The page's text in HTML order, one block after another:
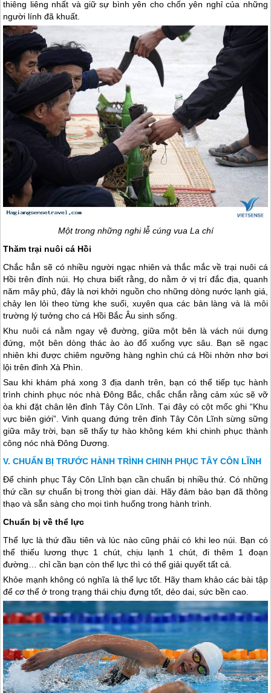
thiêng liêng nhất và giữ sự bình yên cho chốn yên nghỉ của những
người lính đã khuất.
Một trong những nghi lễ cúng vua La chí
Thăm trại nuôi cá Hồi
Chắc hẳn sẽ có nhiều người ngạc nhiên và thắc mắc về trại nuôi cá
Hồi trên đỉnh núi. Họ chưa biết rằng, do nằm ở vị trí đắc địa, quanh
năm mây phủ, đây là nơi khởi nguồn cho những dòng nước lạnh giá,
chảy len lỏi theo từng khe suối, xuyên qua các bản làng và là môi
trường lý tưởng cho cá Hồi Bắc Âu sinh sống.
Khu nuôi cá nằm ngay vệ đường, giữa một bên là vách núi dựng
đứng, một bên dòng thác ào ào đổ xuống vực sâu. Bạn sẽ ngạc
nhiên khi được chiêm ngưỡng hàng nghìn chú cá Hồi nhởn nhơ bơi
lội trên đỉnh Xà Phìn.
Sau khi khám phá xong 3 địa danh trên, bạn có thể tiếp tục hành
trình chinh phục nóc nhà Đông Bắc, chắc chắn rằng cảm xúc sẽ vỡ
òa khi đặt chân lên đỉnh Tây Côn Lĩnh. Tại đây có cột mốc ghi “Khu
vực biên giới”. Vinh quang đứng trên đỉnh Tây Côn Lĩnh sừng sững
giữa mây trời, bạn sẽ thấy tự hào không kém khi chinh phục thành
công nóc nhà Đông Dương.
CHUẨN BỊ TRƯỚC HÀNH TRÌNH CHINH PHỤC TÂY CÔN LĨNH
Để chinh phục Tây Côn Lĩnh bạn cần chuẩn bị nhiều thứ. Có những
thứ cần sự chuẩn bị trong thời gian dài. Hãy đảm bảo bạn đã thông
thạo và sẵn sàng cho mọi tình huống trong hành trình.
Chuẩn bị về thể lực
Thể lực là thứ đầu tiên và lúc nào cũng phải có khi leo núi. Bạn có
thể thiếu lương thực 1 chút, chịu lạnh 1 chút, đi thêm 1 đoạn
đường… chỉ cần bạn còn thể lực thì có thể giải quyết tất cả.
Khỏe mạnh không có nghĩa là thể lực tốt. Hãy tham khảo các bài tập
để cơ thể ở trong trạng thái chịu đựng tốt, dẻo dai, sức bền cao.